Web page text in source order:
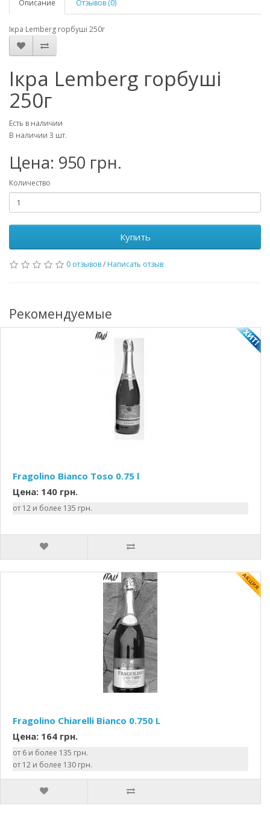
Описание Отзывов (0)
Ікра Lemberg горбуші 250г
Ікра Lemberg горбуші
250г
Есть в наличии
В наличии 3 шт.
Цена: 950 грн.
Количество
Купить
0 отзывов/ Написать отзыв
Рекомендуемые
Fragolino Bianco Toso 0.75 l
Цена: 140 грн.
от 12 и более 135 грн.
Fragolino Chiarelli Bianco 0.750 L
Цена: 164 грн.
от 6 и более 135 грн.
от 12 и более 130 грн.